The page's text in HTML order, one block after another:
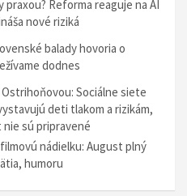
praxou? Reforma reaguje na AI
nové riziká
balady hovoria o
dodnes
Sociálne siete
deti tlakom a rizikám,
sú pripravené
nádielku: August plný
humoru